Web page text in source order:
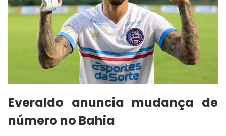
Everaldo anuncia mudança de
número no Bahia